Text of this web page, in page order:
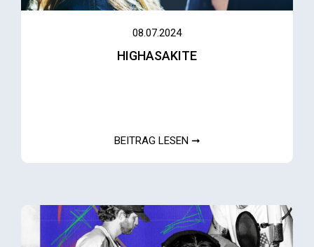
08.07.2024
HIGHASAKITE
BEITRAG LESEN ➞